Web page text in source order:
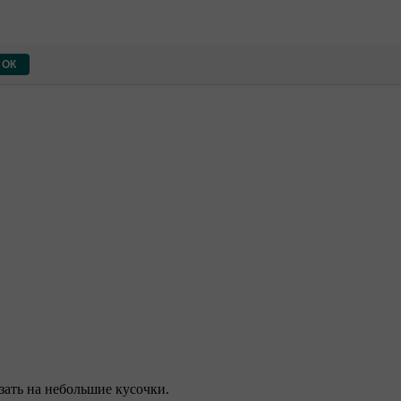
на небольшие кусочки.
ОК